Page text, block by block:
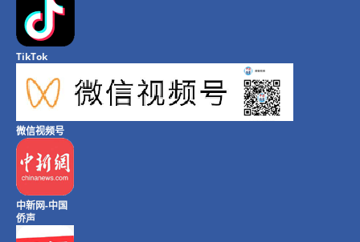
TikTok
微信视频号
中新网-中国
侨声